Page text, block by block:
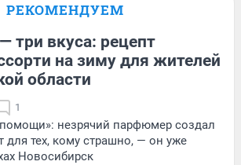
РЕКОМЕНДУЕМ
три вкуса: рецепт
на зиму для жителей
области
1
помощи»: незрячий парфюмер создал
для тех, кому страшно, — он уже
Новосибирск